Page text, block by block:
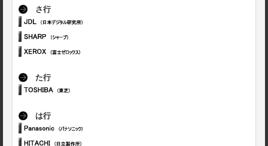
さ行
た行
は行